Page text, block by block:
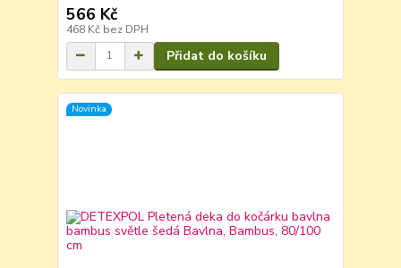
566 Kč
468 Kč bez DPH
Přidat do košíku
Novinka